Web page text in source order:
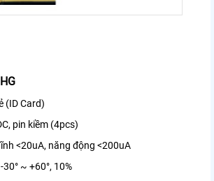
(ID Card)
pin kiềm (4pcs)
<20uA, năng động <200uA
-30° ~ +60°, 10%